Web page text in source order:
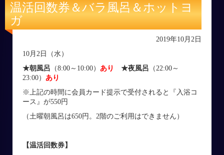
温活回数券＆バラ風呂＆ホットヨ
ガ
2019年10月2日
10月2日（水）
★朝風呂 （8:00～10:00） あり ★夜風呂 （22:00～
23:00） あり
※上記の時間に会員カード提示で受付されると『入浴コ
ース』が550円
（土曜朝風呂は650円。2階のご利用はできません）
【温活回数券】